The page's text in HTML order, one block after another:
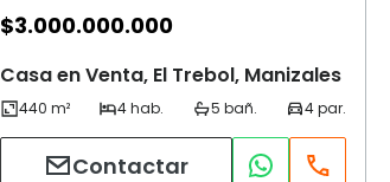
$3.000.000.000
Casa en Venta, El Trebol, Manizales
Contactar